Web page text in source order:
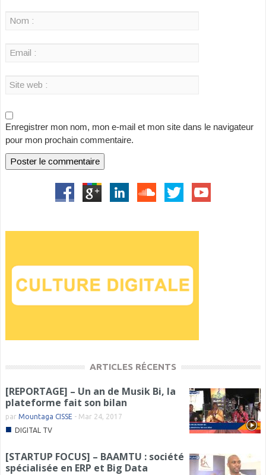
Enregistrer mon nom, mon e-mail et mon site dans le navigateur
pour mon prochain commentaire.
ARTICLES RÉCENTS
[REPORTAGE] – Un an de Musik Bi, la
plateforme fait son bilan
par Mountaga CISSE - Mar 24, 2017
■ DIGITAL TV
[STARTUP FOCUS] – BAAMTU : société
spécialisée en ERP et Big Data